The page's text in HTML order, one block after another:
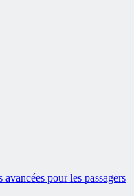
pour les passagers